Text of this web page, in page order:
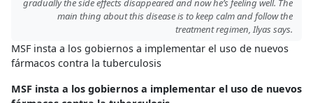
gradually the side effects disappeared and now he’s feeling well. The
main thing about this disease is to keep calm and follow the
treatment regimen, Ilyas says.
MSF insta a los gobiernos a implementar el uso de nuevos
fármacos contra la tuberculosis
MSF insta a los gobiernos a implementar el uso de nuevos